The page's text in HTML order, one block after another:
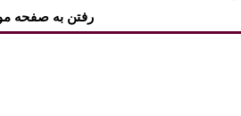
رفتن به صفحه